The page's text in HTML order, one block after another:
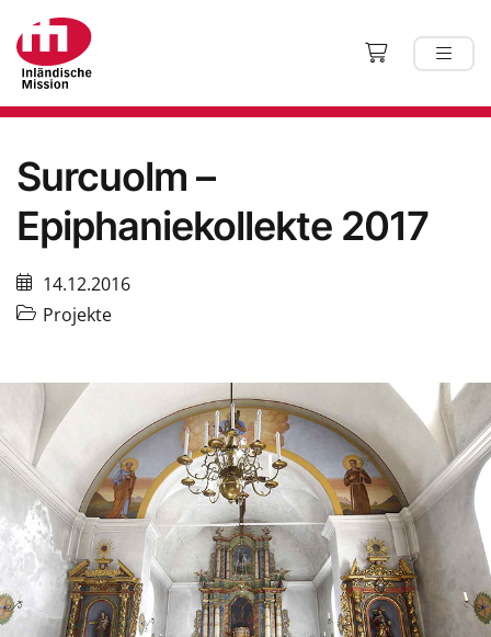
Surcuolm –
Epiphaniekollekte 2017
14.12.2016
Projekte